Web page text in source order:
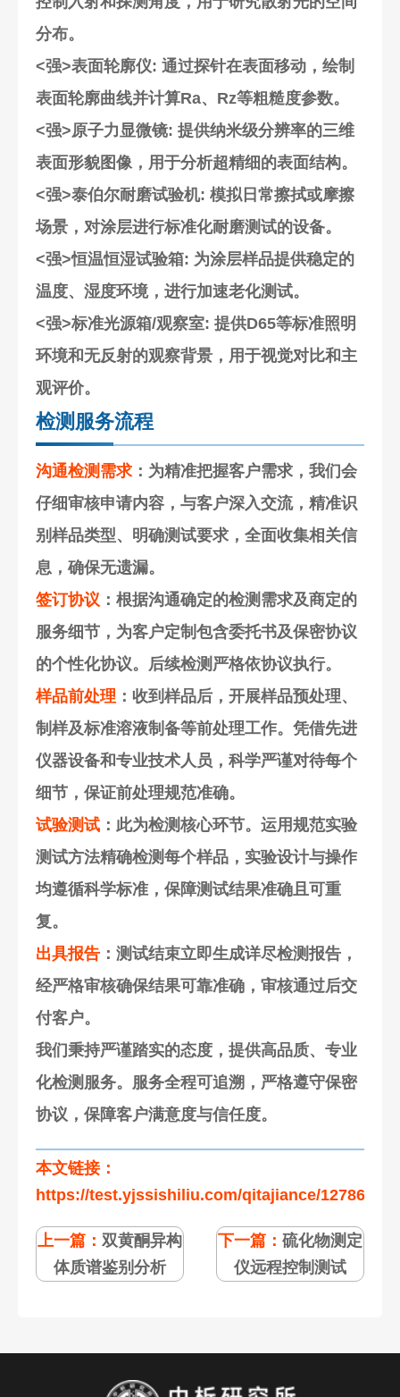
分布。
<强>表面轮廓仪: 通过探针在表面移动，绘制
表面轮廓曲线并计算Ra、Rz等粗糙度参数。
<强>原子力显微镜: 提供纳米级分辨率的三维
表面形貌图像，用于分析超精细的表面结构。
<强>泰伯尔耐磨试验机: 模拟日常擦拭或摩擦
场景，对涂层进行标准化耐磨测试的设备。
<强>恒温恒湿试验箱: 为涂层样品提供稳定的
温度、湿度环境，进行加速老化测试。
<强>标准光源箱/观察室: 提供D65等标准照明
环境和无反射的观察背景，用于视觉对比和主
观评价。
检测服务流程
沟通检测需求 ：为精准把握客户需求，我们会
仔细审核申请内容，与客户深入交流，精准识
别样品类型、明确测试要求，全面收集相关信
息，确保无遗漏。
签订协议 ：根据沟通确定的检测需求及商定的
服务细节，为客户定制包含委托书及保密协议
的个性化协议。后续检测严格依协议执行。
样品前处理 ：收到样品后，开展样品预处理、
制样及标准溶液制备等前处理工作。凭借先进
仪器设备和专业技术人员，科学严谨对待每个
细节，保证前处理规范准确。
试验测试 ：此为检测核心环节。运用规范实验
测试方法精确检测每个样品，实验设计与操作
均遵循科学标准，保障测试结果准确且可重
复。
出具报告 ：测试结束立即生成详尽检测报告，
经严格审核确保结果可靠准确，审核通过后交
付客户。
我们秉持严谨踏实的态度，提供高品质、专业
化检测服务。服务全程可追溯，严格遵守保密
协议，保障客户满意度与信任度。
本文链接：
https://test.yjssishiliu.com/qitajiance/
上一篇： 双黄酮异构
体质谱鉴别分析
下一篇：硫化物测定
仪远程控制测试